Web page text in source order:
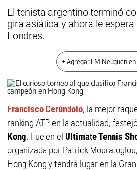
El tenista argentino terminó
gira asiática y ahora le
Londres.
+ Agregar LM Neuquen en
Francisco Cerúndolo, la mejor
ranking ATP en la actualidad,
Kong. Fue en el Ultimate Tennis
organizada por Patrick Mouratoglou,
Hong Kong y tendrá lugar en la